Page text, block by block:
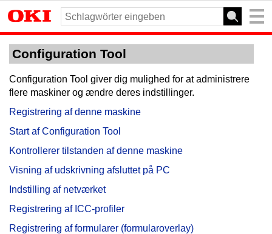
Configuration Tool
Configuration Tool giver dig mulighed for at administrere
flere maskiner og ændre deres indstillinger.
Registrering af denne maskine
Start af Configuration Tool
Kontrollerer tilstanden af denne maskine
Visning af udskrivning afsluttet på PC
Indstilling af netværket
Registrering af ICC-profiler
Registrering af formularer (formularoverlay)